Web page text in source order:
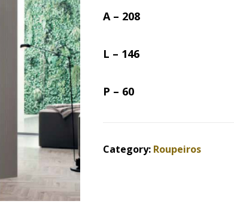
A – 208
L – 146
P – 60
Category: Roupeiros